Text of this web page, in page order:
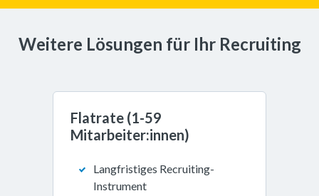
Weitere Lösungen für Ihr Recruiting
Flatrate (1-59
Mitarbeiter:innen)
Langfristiges Recruiting-
Instrument